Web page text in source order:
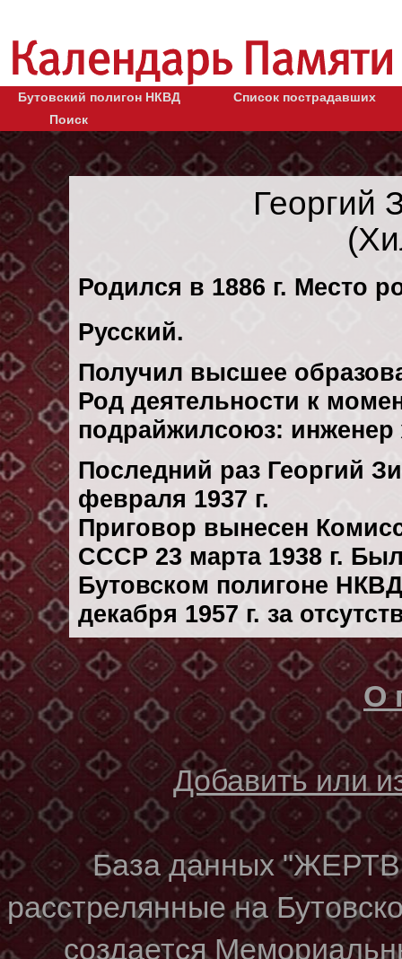
Бутовский полигон НКВД
Список пострадавших
Поиск
Георгий
Родился в 1886 г. Место
Русский.
Получил высшее
Род деятельности к
подрайжилсоюз:
Последний раз Георгий
февраля 1937 г.
Приговор вынесен
СССР 23 марта 1938 г.
Бутовском полигоне
декaбря 1957 г. за
О
Добавить или
База данных
расстрелянные на
создается